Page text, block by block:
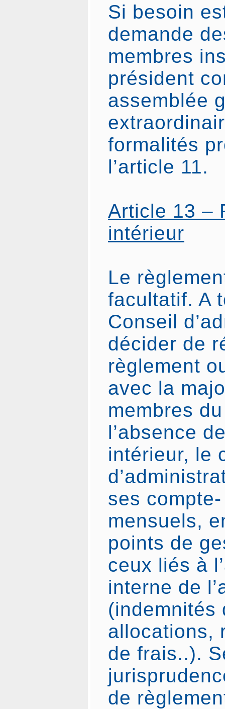
Si besoin
demande
membres
président
assemblée
formalités
l’article 11.
Article 13 –
intérieur
Le
facultatif. A
Conseil
décider de
règlement
avec la
membres
l’absence
intérieur, le
ses
mensuels,
points de
ceux liés à
interne de
(indemnités
allocations,
de frais..).
de